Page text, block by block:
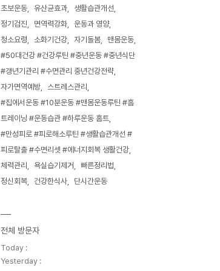
초보운동
유산균효과
생활습관개선
정기검진
면역력강화
운동과 영양
청소요령
소화기건강 자기돌봄
맨몸운동
#50대건강 #건강루틴 #중년운동 #중년식단
#갱년기관리 #수면관리 중년건강전략
자가면역예방
스트레스관리
#집에서운동 #10분운동 #맨몸운동루틴 #홈
트레이닝 #운동습관 #하루운동 홈트
#만성피로 #피로해소루틴 #생활습관개선 #
피로탈출 #수면리셋 #에너지회복 생활건강
체력관리
욕실습기제거
빠른정리법
정신회복
건강한식사 단시간운동
전체 방문자
Today :
Yesterday :